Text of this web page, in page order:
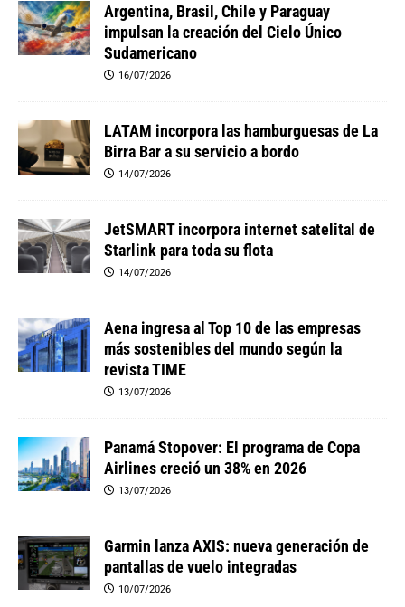
Argentina, Brasil, Chile y Paraguay
impulsan la creación del Cielo Único
Sudamericano
16/07/2026
LATAM incorpora las hamburguesas de La
Birra Bar a su servicio a bordo
14/07/2026
JetSMART incorpora internet satelital de
Starlink para toda su flota
14/07/2026
Aena ingresa al Top 10 de las empresas
más sostenibles del mundo según la
revista TIME
13/07/2026
Panamá Stopover: El programa de Copa
Airlines creció un 38% en 2026
13/07/2026
Garmin lanza AXIS: nueva generación de
pantallas de vuelo integradas
10/07/2026